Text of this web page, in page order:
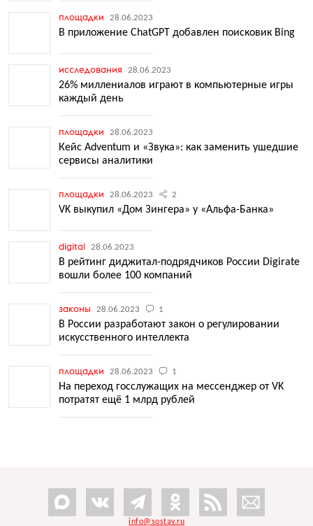
площадки 28.06.2023
В приложение ChatGPT добавлен поисковик Bing
исследования 28.06.2023
26% миллениалов играют в компьютерные игры
каждый день
площадки 28.06.2023
Кейс Adventum и «Звука»: как заменить ушедшие
сервисы аналитики
площадки 28.06.2023 2
VK выкупил «Дом Зингера» у «Альфа-Банка»
digital 28.06.2023
В рейтинг диджитал-подрядчиков России Digirate
вошли более 100 компаний
законы 28.06.2023 1
В России разработают закон о регулировании
искусственного интеллекта
площадки 28.06.2023 1
На переход госслужащих на мессенджер от VK
потратят ещё 1 млрд рублей
info@sostav.ru